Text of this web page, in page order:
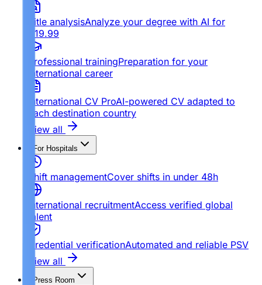
Title analysisAnalyze your degree with AI for
€19.99
Professional trainingPreparation for your
international career
International CV ProAI-powered CV adapted to
each destination country
View all
For Hospitals
Shift managementCover shifts in under 48h
International recruitmentAccess verified global
talent
Credential verificationAutomated and reliable PSV
View all
Press Room